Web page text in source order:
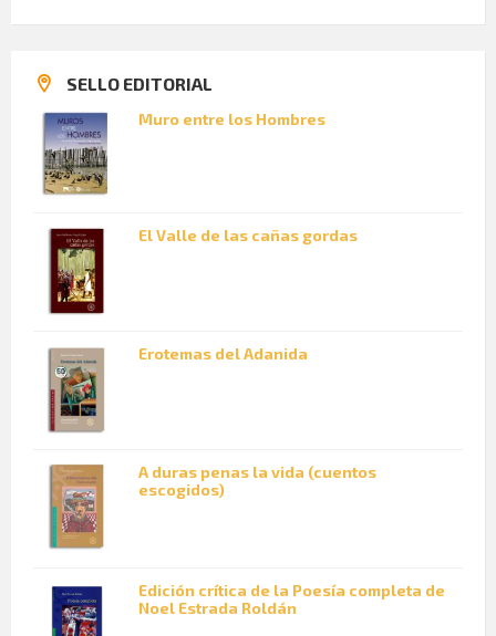
SELLO EDITORIAL
Muro entre los Hombres
El Valle de las cañas gordas
Erotemas del Adanida
A duras penas la vida (cuentos
escogidos)
Edición crítica de la Poesía completa de
Noel Estrada Roldán